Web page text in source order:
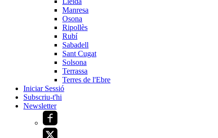
Manresa
Osona
Ripollès
Rubí
Sabadell
Sant Cugat
Solsona
Terrassa
Terres de l'Ebre
Iniciar Sessió
Subscriu-t'hi
Newsletter